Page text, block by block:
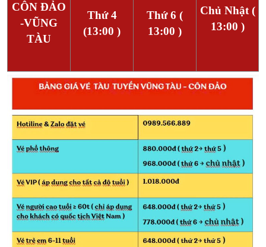
CÔN ĐẢO
-VŨNG
TÀU
Thứ 4
(13:00 )
Thứ 6 (
13:00 )
Chủ Nhật (
13:00 )